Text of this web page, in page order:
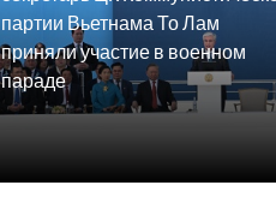
партии Вьетнама То Лам
приняли участие в военном
параде